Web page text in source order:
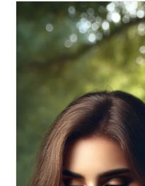
Liebens:
The
Art
Of
Loving.
An
Inquiry
Into
The
Nature
Of
Love
Buch
Von
Erich
Fromm